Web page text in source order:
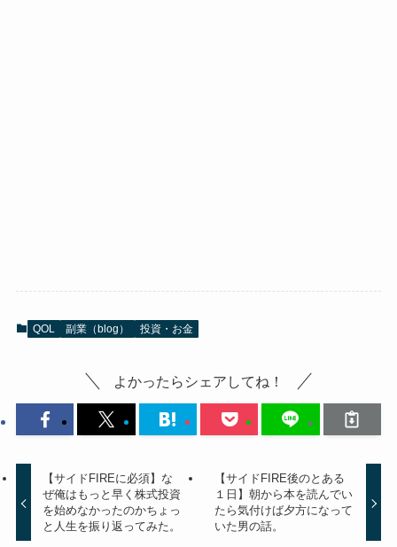
QOL 副業（blog） 投資・お金
よかったらシェアしてね！
【サイドFIREに必須】な
ぜ俺はもっと早く株式投資
を始めなかったのかちょっ
と人生を振り返ってみた。
【サイドFIRE後のとある
１日】朝から本を読んでい
たら気付けば夕方になって
いた男の話。